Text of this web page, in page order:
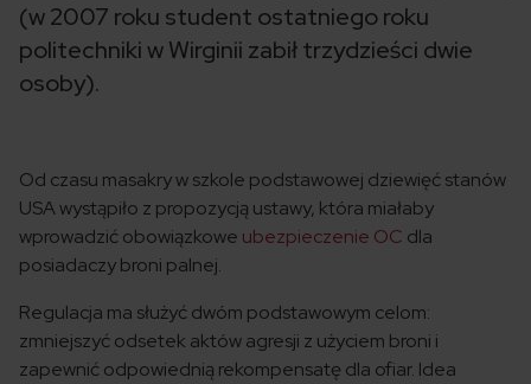
(w 2007 roku student ostatniego roku
politechniki w Wirginii zabił trzydzieści dwie
osoby).
Od czasu masakry w szkole podstawowej dziewięć stanów
USA wystąpiło z propozycją ustawy, która miałaby
wprowadzić obowiązkowe ubezpieczenie OC dla
posiadaczy broni palnej.
Regulacja ma służyć dwóm podstawowym celom:
zmniejszyć odsetek aktów agresji z użyciem broni i
zapewnić odpowiednią rekompensatę dla ofiar. Idea